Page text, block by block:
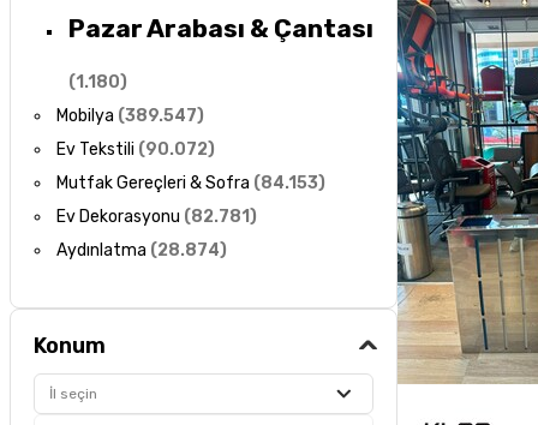
Pazar Arabası & Çantası
(1.180)
Mobilya (389.547)
Ev Tekstili (90.072)
Mutfak Gereçleri & Sofra (84.153)
Ev Dekorasyonu (82.781)
Aydınlatma (28.874)
Konum
İl seçin